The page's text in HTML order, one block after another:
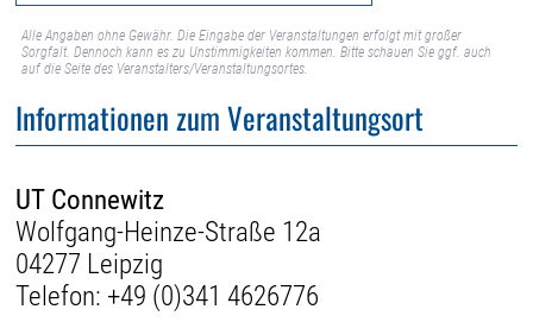
Alle Angaben ohne Gewähr. Die Eingabe der Veranstaltungen erfolgt mit großer
Sorgfalt. Dennoch kann es zu Unstimmigkeiten kommen. Bitte schauen Sie ggf. auch
auf die Seite des Veranstalters/Veranstaltungsortes.
Informationen zum Veranstaltungsort
UT Connewitz
Wolfgang-Heinze-Straße 12a
04277 Leipzig
Telefon: +49 (0)341 4626776